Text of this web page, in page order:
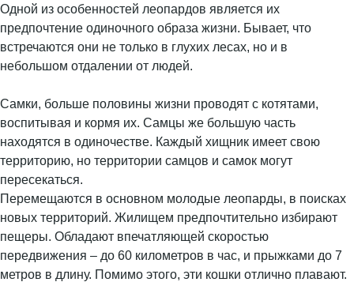
Одной из особенностей леопардов является их
предпочтение одиночного образа жизни. Бывает, что
встречаются они не только в глухих лесах, но и в
небольшом отдалении от людей.
Самки, больше половины жизни проводят с котятами,
воспитывая и кормя их. Самцы же большую часть
находятся в одиночестве. Каждый хищник имеет свою
территорию, но территории самцов и самок могут
пересекаться.
Перемещаются в основном молодые леопарды, в поисках
новых территорий. Жилищем предпочтительно избирают
пещеры. Обладают впечатляющей скоростью
передвижения – до 60 километров в час, и прыжками до 7
метров в длину. Помимо этого, эти кошки отлично плавают.